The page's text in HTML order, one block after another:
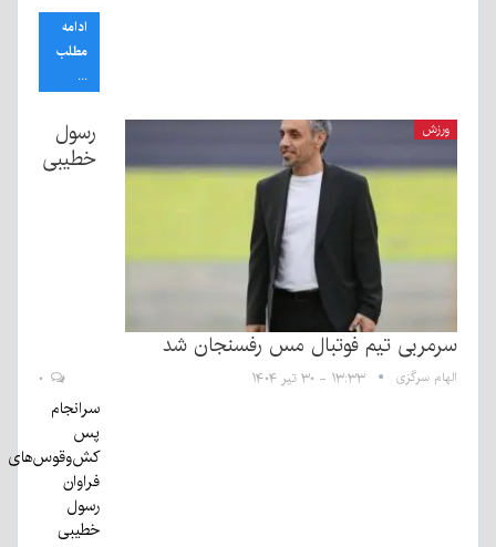
ادامه
مطلب
...
ورزش
رسول
خطیبی
سرمربی تیم فوتبال مس رفسنجان شد
الهام سرگزی ۱۳:۳۳ - ۳۰ تیر ۱۴۰۴
سرانجام
پس
کش‌وقوس‌های
فراوان
رسول
خطیبی